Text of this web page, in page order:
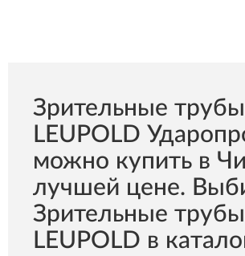
Зрительные трубы
LEUPOLD
можно купить в
лучшей цене.
Зрительные трубы
LEUPOLD в